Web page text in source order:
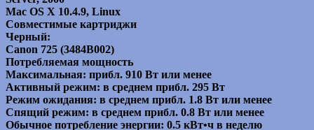
Mac OS X 10.4.9, Linux
Совместимые картриджи
Черный:
Canon 725 (3484B002)
Потребляемая мощность
Максимальная: прибл. 910 Вт или менее
Активный режим: в среднем прибл. 295 Вт
Режим ожидания: в среднем прибл. 1.8 Вт или менее
Спящий режим: в среднем прибл. 0.8 Вт или менее
Обычное потребление энергии: 0.5 кВт•ч в неделю